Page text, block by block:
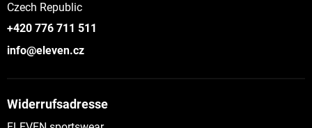
Czech Republic
+420 776 711 511
info@eleven.cz
Widerrufsadresse